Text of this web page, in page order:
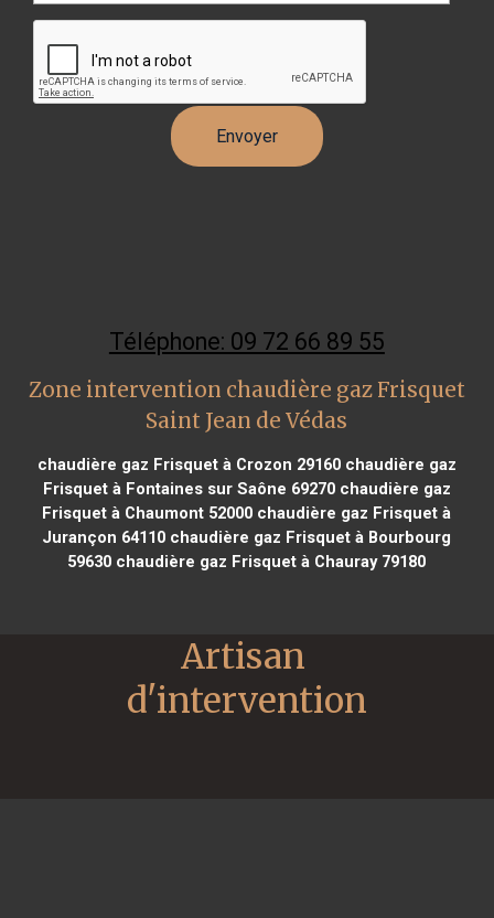
Téléphone: 09 72 66 89 55
Zone intervention chaudière gaz Frisquet
Saint Jean de Védas
chaudière gaz Frisquet à Crozon 29160chaudière gaz
Frisquet à Fontaines sur Saône 69270chaudière gaz
Frisquet à Chaumont 52000 chaudière gaz Frisquet à
Jurançon 64110 chaudière gaz Frisquet à Bourbourg
59630 chaudière gaz Frisquet à Chauray 79180
Artisan
d'intervention